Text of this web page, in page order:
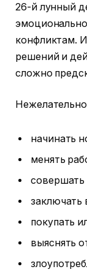
26-й лунный
конфликтам.
решений и
сложно
начинать
менять
совершать
заключать
покупать
выяснять